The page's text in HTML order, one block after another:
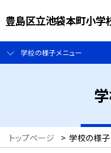
豊島区立池袋本町小学
学校の様子メニュー
トップページ > 学校の様子